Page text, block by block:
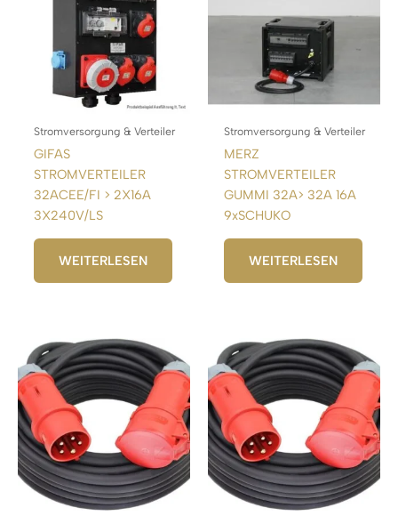
Stromversorgung & Verteiler
GIFAS
STROMVERTEILER
32ACEE/FI > 2X16A
3X240V/LS
WEITERLESEN
Stromversorgung & Verteiler
MERZ
STROMVERTEILER
GUMMI 32A> 32A 16A
9xSCHUKO
WEITERLESEN